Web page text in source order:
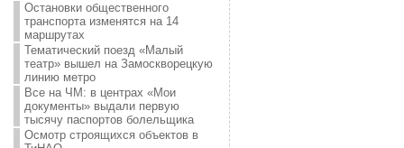
Остановки общественного
транспорта изменятся на 14
маршрутах
Тематический поезд «Малый
театр» вышел на Замоскворецкую
линию метро
Все на ЧМ: в центрах «Мои
документы» выдали первую
тысячу паспортов болельщика
Осмотр строящихся объектов в